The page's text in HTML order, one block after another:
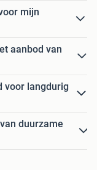
mijn
aanbod van
voor langdurig
duurzame